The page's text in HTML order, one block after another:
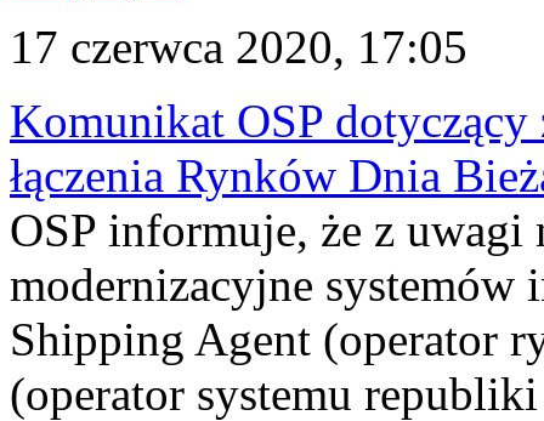
17 czerwca 2020, 17:05
Komunikat OSP dotyczący
łączenia Rynków Dnia
OSP informuje, że z uwagi
modernizacyjne
Shipping Agent (operator
(operator systemu